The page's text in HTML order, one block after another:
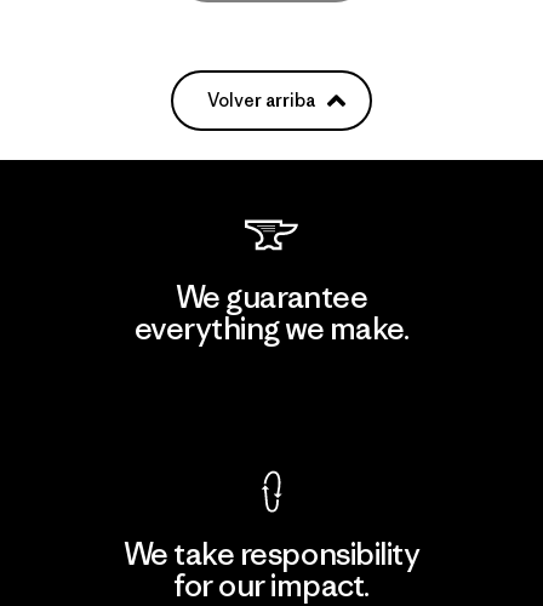
Volver arriba
We guarantee
everything we make.
We take responsibility
for our impact.